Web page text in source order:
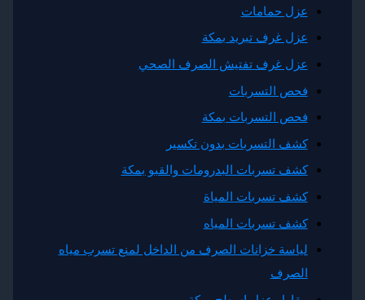
عزل حمامات
عزل غرف تبريد بمكة
عزل غرف تفتيش الصرف الصحي
فحص التسربات
فحص التسربات بمكة
كشف التسربات بدون تكسير
كشف تسربات البدرومات والقبو بمكة
كشف تسربات المياة
كشف تسربات المياه
لياسة خزانات الصرف من الداخل لمنع تسرب مياه